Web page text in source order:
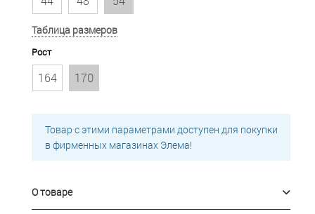
Таблица размеров
Рост
164 170
Товар с этими параметрами доступен для покупки
в фирменных магазинах Элема!
О товаре